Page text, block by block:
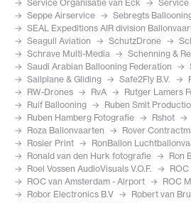
Service Organisatie van Eck
Service
Seppe Airservice
Sebregts
SEAL Expeditions AIR division
Seagull Aviation
SchutzDrone
Schrave Multi-Media
Schenning &
Saudi Arabian Ballooning Federation
Sailplane & Gliding
Safe2Fly B.V.
RW-Drones
RvA
Rutger Lamers
Ruif Ballooning
Ruben Smit
Ruben Hamberg Fotografie
Rshot
Roza Ballonvaarten
Rover
Rosier Print
RonBallon
Ronald van den Hurk fotografie
Ron
Roel Vossen AudioVisuals V.O.F.
ROC van Amsterdam - Airport
ROC
Robor Electronics B.V
Robert van